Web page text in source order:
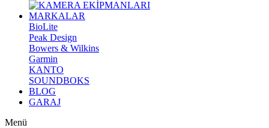
MARKALAR
BioLite
Peak Design
Bowers & Wilkins
Garmin
KANTO
SOUNDBOKS
BLOG
GARAJ
Menü